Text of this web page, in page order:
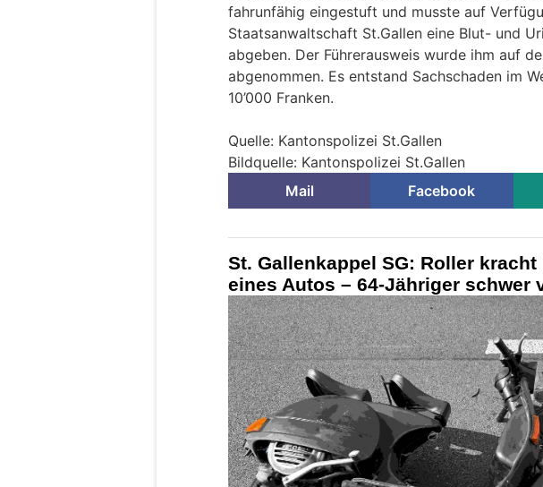
fahrunfähig eingestuft und musste auf
Staatsanwaltschaft St.Gallen eine Blut- und
abgeben. Der Führerausweis wurde ihm auf
abgenommen. Es entstand Sachschaden im
10’000 Franken.
Quelle: Kantonspolizei St.Gallen
Bildquelle: Kantonspolizei St.Gallen
Mail
Facebook
St. Gallenkappel SG: Roller kracht
eines Autos – 64-Jähriger schwer